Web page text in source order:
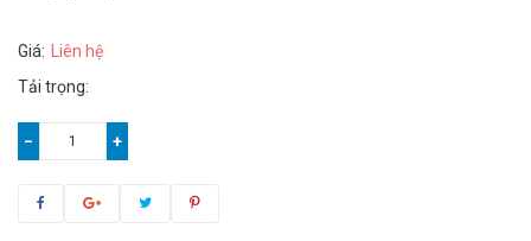
Giá: Liên hệ
Tải trọng:
− +